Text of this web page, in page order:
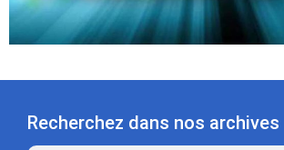
Recherchez dans nos archives